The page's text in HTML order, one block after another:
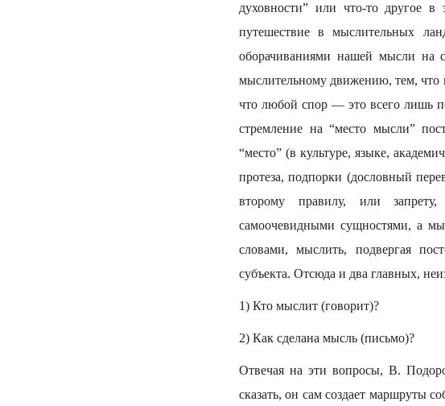
духовности” или что-то другое
путешествие в мыслительных
оборачиваниями нашей мысли на
мыслительному движению, тем, что
что любой спор — это всего лишь
стремление на “место мысли”
“место” (в культуре, языке,
протеза, подпорки (дословный
второму правилу, или
самоочевидными сущностями, а
словами, мыслить, подвергая
субъекта. Отсюда и два главных,
1) Кто мыслит (говорит)?
2) Как сделана мысль (письмо)?
Отвечая на эти вопросы, В.
сказать, он сам создает маршруты